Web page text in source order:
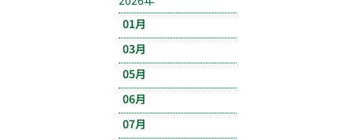
01月
03月
05月
06月
07月